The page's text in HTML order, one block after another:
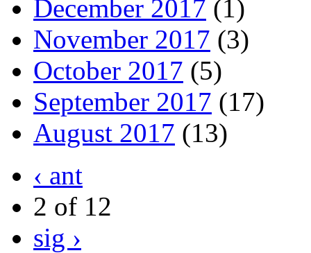
December 2017 (1)
November 2017 (3)
October 2017 (5)
September 2017 (17)
August 2017 (13)
‹ ant
2 of 12
sig ›